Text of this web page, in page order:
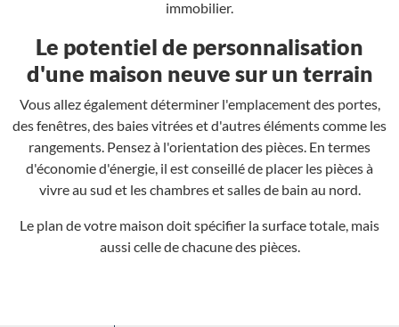
immobilier.
Le potentiel de personnalisation
d'une maison neuve sur un terrain
Vous allez également déterminer l'emplacement des portes,
des fenêtres, des baies vitrées et d'autres éléments comme les
rangements. Pensez à l'orientation des pièces. En termes
d'économie d'énergie, il est conseillé de placer les pièces à
vivre au sud et les chambres et salles de bain au nord.
Le plan de votre maison doit spécifier la surface totale, mais
aussi celle de chacune des pièces.